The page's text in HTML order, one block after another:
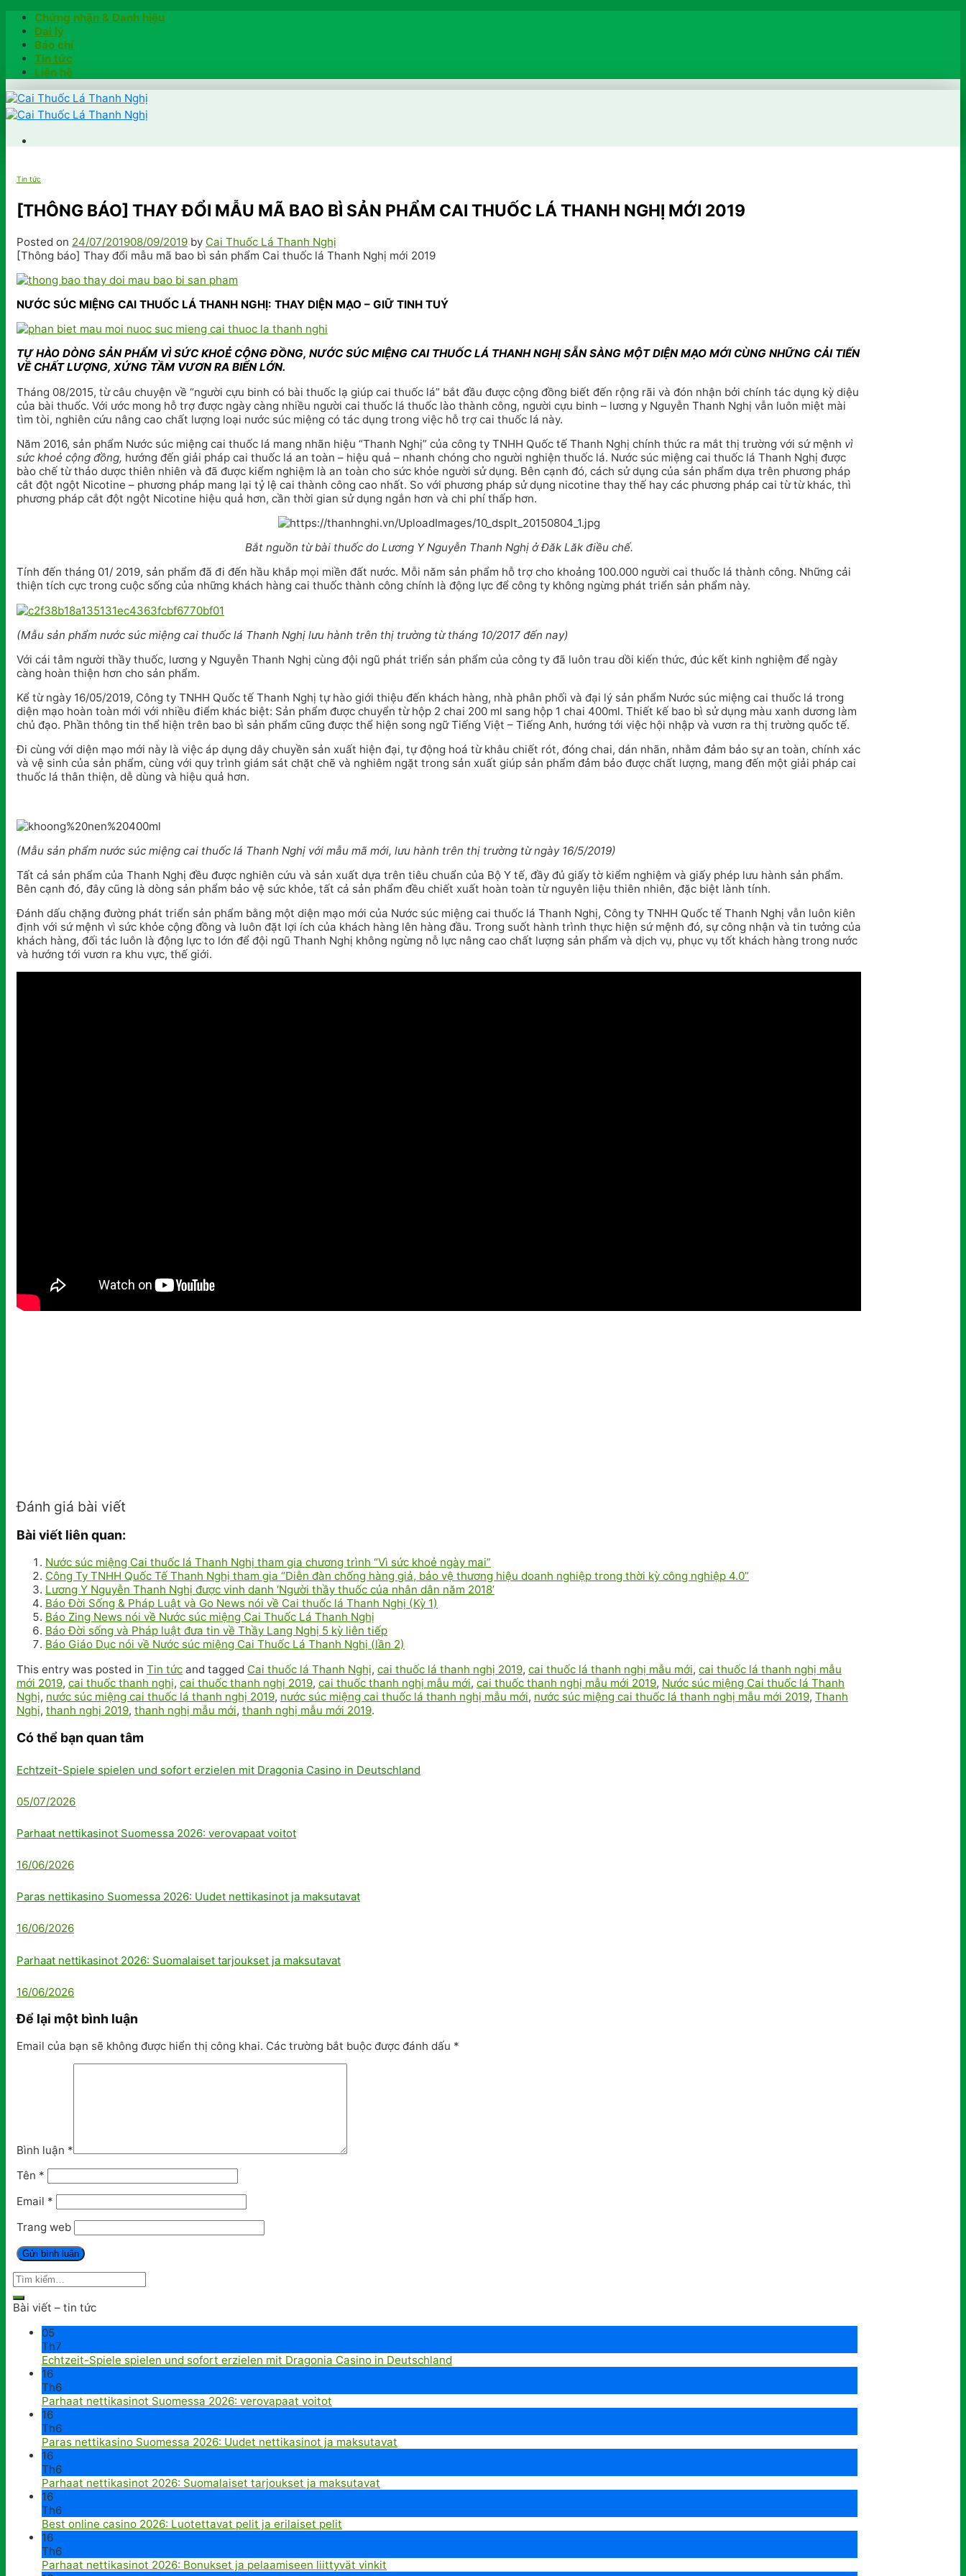
Skip
content
Chứng nhận & Danh hiệu
Đại lý
Báo chí
Tin tức
Liên hệ
Hướng dẫn
Kiểm tra chính hãng
Đặt hàng
Hotline: 0902791922
Tin tức
[THÔNG BÁO] THAY ĐỔI MẪU MÃ BAO BÌ SẢN PHẨM CAI THUỐC LÁ THANH NGHỊ MỚI 2019
Posted on 24/07/201908/09/2019 by Cai Thuốc Lá Thanh Nghị
[Thông báo] Thay đổi mẫu mã bao bì sản phẩm Cai thuốc lá Thanh Nghị mới 2019
NƯỚC SÚC MIỆNG CAI THUỐC LÁ THANH NGHỊ: THAY DIỆN MẠO – GIỮ TINH TUÝ
TỰ HÀO DÒNG SẢN PHẨM VÌ SỨC KHOẺ CỘNG ĐỒNG, NƯỚC SÚC MIỆNG CAI THUỐC LÁ THANH NGHỊ SẴN SÀNG MỘT DIỆN MẠO MỚI CÙNG NHỮNG CẢI TIẾN
VỀ CHẤT LƯỢNG, XỨNG TẦM VƯƠN RA BIỂN LỚN.
Tháng 08/2015, từ câu chuyện về “người cựu binh có bài thuốc lạ giúp cai thuốc lá” bắt đầu được cộng đồng biết đến rộng rãi và đón nhận bởi chính tác dụng kỳ diệu
của bài thuốc. Với ước mong hỗ trợ được ngày càng nhiều người cai thuốc lá thuốc lào thành công, người cựu binh – lương y Nguyễn Thanh Nghị vẫn luôn miệt mài
tìm tòi, nghiên cứu nâng cao chất lượng loại nước súc miệng có tác dụng trong việc hỗ trợ cai thuốc lá này.
Năm 2016, sản phẩm Nước súc miệng cai thuốc lá mang nhãn hiệu “Thanh Nghị” của công ty TNHH Quốc tế Thanh Nghị chính thức ra mắt thị trường với sứ mệnh vì
sức khoẻ cộng đồng, hướng đến giải pháp cai thuốc lá an toàn – hiệu quả – nhanh chóng cho người nghiện thuốc lá. Nước súc miệng cai thuốc lá Thanh Nghị được
bào chế từ thảo dược thiên nhiên và đã được kiểm nghiệm là an toàn cho sức khỏe người sử dụng. Bên cạnh đó, cách sử dụng của sản phẩm dựa trên phương pháp
cắt đột ngột Nicotine – phương pháp mang lại tỷ lệ cai thành công cao nhất. So với phương pháp sử dụng nicotine thay thế hay các phương pháp cai từ từ khác, thì
phương pháp cắt đột ngột Nicotine hiệu quả hơn, cần thời gian sử dụng ngắn hơn và chi phí thấp hơn.
Bắt nguồn từ bài thuốc do Lương Y Nguyễn Thanh Nghị ở Đăk Lăk điều chế.
Tính đến tháng 01/ 2019, sản phẩm đã đi đến hầu khắp mọi miền đất nước. Mỗi năm sản phẩm hỗ trợ cho khoảng 100.000 người cai thuốc lá thành công. Những cải
thiện tích cực trong cuộc sống của những khách hàng cai thuốc thành công chính là động lực để công ty không ngừng phát triển sản phẩm này.
(Mẫu sản phẩm nước súc miệng cai thuốc lá Thanh Nghị lưu hành trên thị trường từ tháng 10/2017 đến nay)
Với cái tâm người thầy thuốc, lương y Nguyễn Thanh Nghị cùng đội ngũ phát triển sản phẩm của công ty đã luôn trau dồi kiến thức, đúc kết kinh nghiệm để ngày
càng hoàn thiện hơn cho sản phẩm.
Kể từ ngày 16/05/2019, Công ty TNHH Quốc tế Thanh Nghị tự hào giới thiệu đến khách hàng, nhà phân phối và đại lý sản phẩm Nước súc miệng cai thuốc lá trong
diện mạo hoàn toàn mới với nhiều điểm khác biệt: Sản phẩm được chuyển từ hộp 2 chai 200 ml sang hộp 1 chai 400ml. Thiết kế bao bì sử dụng màu xanh dương làm
chủ đạo. Phần thông tin thể hiện trên bao bì sản phẩm cũng được thể hiện song ngữ Tiếng Việt – Tiếng Anh, hướng tới việc hội nhập và vươn ra thị trường quốc tế.
Đi cùng với diện mạo mới này là việc áp dụng dây chuyền sản xuất hiện đại, tự động hoá từ khâu chiết rót, đóng chai, dán nhãn, nhằm đảm bảo sự an toàn, chính xác
và vệ sinh của sản phẩm, cùng với quy trình giám sát chặt chẽ và nghiêm ngặt trong sản xuất giúp sản phẩm đảm bảo được chất lượng, mang đến một giải pháp cai
thuốc lá thân thiện, dễ dùng và hiệu quả hơn.
(Mẫu sản phẩm nước súc miệng cai thuốc lá Thanh Nghị với mẫu mã mới, lưu hành trên thị trường từ ngày 16/5/2019)
Tất cả sản phẩm của Thanh Nghị đều được nghiên cứu và sản xuất dựa trên tiêu chuẩn của Bộ Y tế, đầy đủ giấy tờ kiểm nghiệm và giấy phép lưu hành sản phẩm.
Bên cạnh đó, đây cũng là dòng sản phẩm bảo vệ sức khỏe, tất cả sản phẩm đều chiết xuất hoàn toàn từ nguyên liệu thiên nhiên, đặc biệt lành tính.
Đánh dấu chặng đường phát triển sản phẩm bằng một diện mạo mới của Nước súc miệng cai thuốc lá Thanh Nghị, Công ty TNHH Quốc tế Thanh Nghị vẫn luôn kiên
định với sứ mệnh vì sức khỏe cộng đồng và luôn đặt lợi ích của khách hàng lên hàng đầu. Trong suốt hành trình thực hiện sứ mệnh đó, sự công nhận và tin tưởng của
khách hàng, đối tác luôn là động lực to lớn để đội ngũ Thanh Nghị không ngừng nỗ lực nâng cao chất lượng sản phẩm và dịch vụ, phục vụ tốt khách hàng trong nước
và hướng tới vươn ra khu vực, thế giới.
Đánh giá bài viết
Bài viết liên quan:
Nước súc miệng Cai thuốc lá Thanh Nghị tham gia chương trình “Vì sức khoẻ ngày mai”
Công Ty TNHH Quốc Tế Thanh Nghị tham gia “Diễn đàn chống hàng giả, bảo vệ thương hiệu doanh nghiệp trong thời kỳ công nghiệp 4.0”
Lương Y Nguyễn Thanh Nghị được vinh danh ‘Người thầy thuốc của nhân dân năm 2018’
Báo Đời Sống & Pháp Luật và Go News nói về Cai thuốc lá Thanh Nghị (Kỳ 1)
Báo Zing News nói về Nước súc miệng Cai Thuốc Lá Thanh Nghị
Báo Đời sống và Pháp luật đưa tin về Thầy Lang Nghị 5 kỳ liên tiếp
Báo Giáo Dục nói về Nước súc miệng Cai Thuốc Lá Thanh Nghị (lần 2)
This entry was posted in Tin tức and tagged Cai thuốc lá Thanh Nghị, cai thuốc lá thanh nghị 2019, cai thuốc lá thanh nghị mẫu mới, cai thuốc lá thanh nghị mẫu
mới 2019, cai thuốc thanh nghị, cai thuốc thanh nghị 2019, cai thuốc thanh nghị mẫu mới, cai thuốc thanh nghị mẫu mới 2019, Nước súc miệng Cai thuốc lá Thanh
Nghị, nước súc miệng cai thuốc lá thanh nghị 2019, nước súc miệng cai thuốc lá thanh nghị mẫu mới, nước súc miệng cai thuốc lá thanh nghị mẫu mới 2019, Thanh
Nghị, thanh nghị 2019, thanh nghị mẫu mới, thanh nghị mẫu mới 2019.
Có thể bạn quan tâm
Echtzeit-Spiele spielen und sofort erzielen mit Dragonia Casino in Deutschland
05/07/2026
Parhaat nettikasinot Suomessa 2026: verovapaat voitot
16/06/2026
Paras nettikasino Suomessa 2026: Uudet nettikasinot ja maksutavat
16/06/2026
Parhaat nettikasinot 2026: Suomalaiset tarjoukset ja maksutavat
16/06/2026
Để lại một bình luận
Email của bạn sẽ không được hiển thị công khai. Các trường bắt buộc được đánh dấu *
Bình luận *
Tên *
Email *
Trang web
Bài viết – tin tức
05
Th7
Echtzeit-Spiele spielen und sofort erzielen mit Dragonia Casino in Deutschland
16
Th6
Parhaat nettikasinot Suomessa 2026: verovapaat voitot
16
Th6
Paras nettikasino Suomessa 2026: Uudet nettikasinot ja maksutavat
16
Th6
Parhaat nettikasinot 2026: Suomalaiset tarjoukset ja maksutavat
16
Th6
Best online casino 2026: Luotettavat pelit ja erilaiset pelit
16
Th6
Parhaat nettikasinot 2026: Bonukset ja pelaamiseen liittyvät vinkit